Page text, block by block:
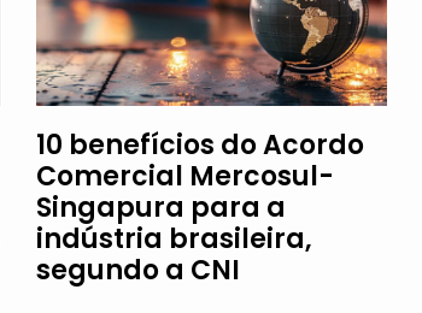
10 benefícios do Acordo
Comercial Mercosul-
Singapura para a
indústria brasileira,
segundo a CNI